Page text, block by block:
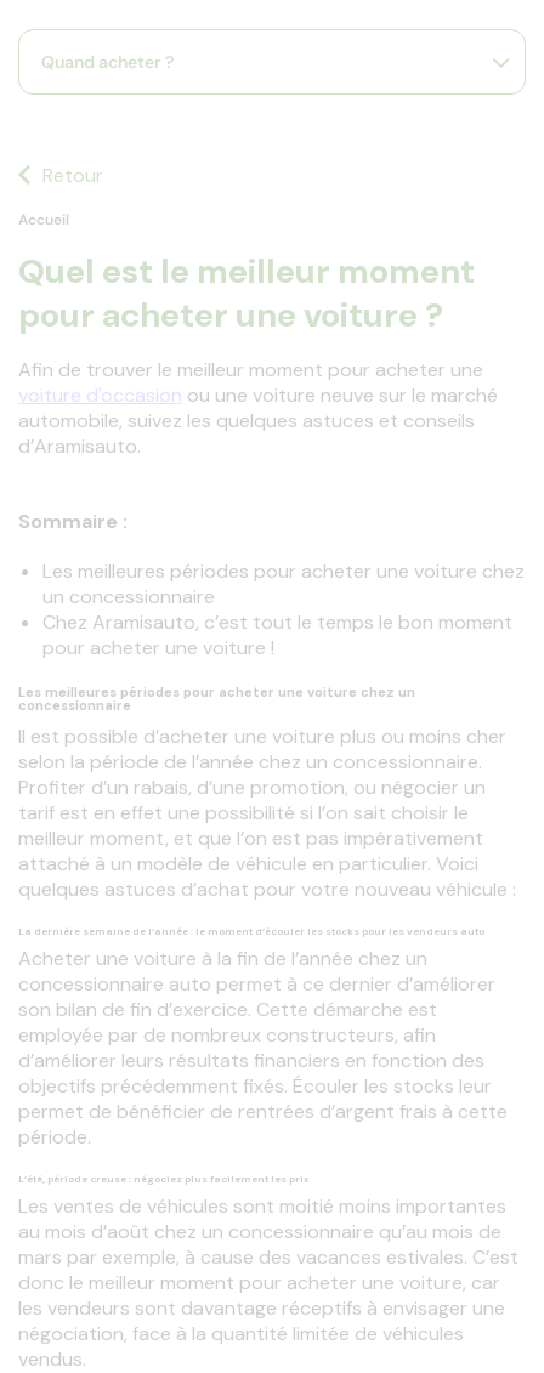
Quand acheter ?
Retour
Accueil
Quel est le meilleur moment
pour acheter une voiture ?
voiture d'occasion ou une voiture neuve sur le marché
automobile, suivez les quelques astuces et conseils
d’Aramisauto.
Sommaire :
Les meilleures périodes pour acheter une voiture chez
un concessionnaire
Chez Aramisauto, c’est tout le temps le bon moment
pour acheter une voiture !
Les meilleures périodes pour acheter une voiture chez un
concessionnaire
Il est possible d’acheter une voiture plus ou moins cher
selon la période de l’année chez un concessionnaire.
Profiter d’un rabais, d’une promotion, ou négocier un
tarif est en effet une possibilité si l’on sait choisir le
meilleur moment, et que l’on est pas impérativement
attaché à un modèle de véhicule en particulier. Voici
quelques astuces d’achat pour votre nouveau véhicule :
La dernière semaine de l’année : le moment d’écouler les stocks pour les vendeurs auto
Acheter une voiture à la fin de l’année chez un
concessionnaire auto permet à ce dernier d’améliorer
son bilan de fin d’exercice. Cette démarche est
employée par de nombreux constructeurs, afin
d’améliorer leurs résultats financiers en fonction des
objectifs précédemment fixés. Écouler les stocks leur
permet de bénéficier de rentrées d’argent frais à cette
période.
L’été, période creuse : négociez plus facilement les prix
Les ventes de véhicules sont moitié moins importantes
au mois d’août chez un concessionnaire qu’au mois de
mars par exemple, à cause des vacances estivales. C’est
donc le meilleur moment pour acheter une voiture, car
les vendeurs sont davantage réceptifs à envisager une
négociation, face à la quantité limitée de véhicules
vendus.